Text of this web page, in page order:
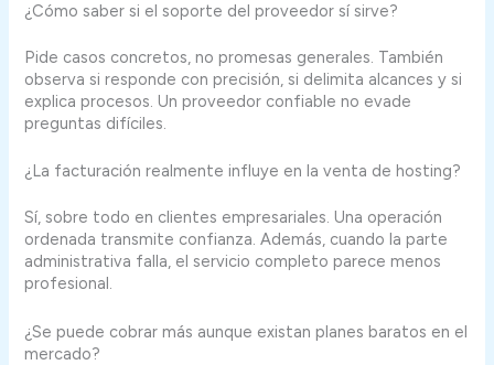
¿Cómo saber si el soporte del proveedor sí sirve?
Pide casos concretos, no promesas generales. También
observa si responde con precisión, si delimita alcances y si
explica procesos. Un proveedor confiable no evade
preguntas difíciles.
¿La facturación realmente influye en la venta de hosting?
Sí, sobre todo en clientes empresariales. Una operación
ordenada transmite confianza. Además, cuando la parte
administrativa falla, el servicio completo parece menos
profesional.
¿Se puede cobrar más aunque existan planes baratos en el
mercado?